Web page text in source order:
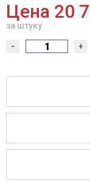
Цена 20
за штуку
- +